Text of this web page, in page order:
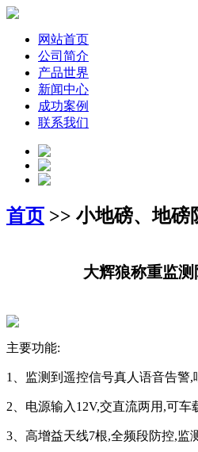
网站首页
公司简介
产品世界
新闻中心
成功案例
联系我们
首页 >> 小地磅、地磅
大辉狼称重监
主要功能:
1、监测到遥控信号真人语音告警,
2、电源输入12V,交直流两用,可车
3、高增益天线7根,全频段防控,监